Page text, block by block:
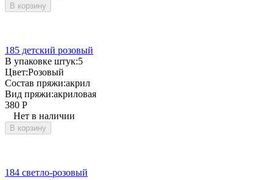
В корзину
185 детский розовый
В упаковке штук:5
Цвет:Розовый
Состав пряжи:акрил
Вид пряжи:акриловая
380 Р
Нет в наличии
В корзину
184 светло-розовый